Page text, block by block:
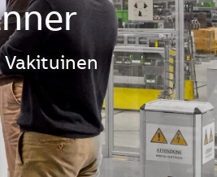
Vakituinen